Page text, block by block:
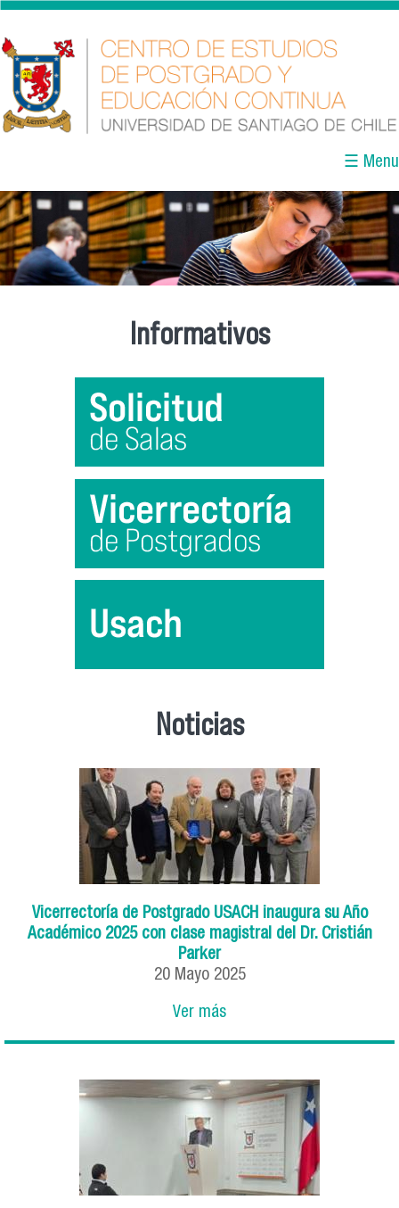
Pasar al contenido principal
☰ Menu
Informativos
Noticias
Vicerrectoría de Postgrado USACH inaugura su Año
Académico 2025 con clase magistral del Dr. Cristián
Parker
20 Mayo 2025
Ver más